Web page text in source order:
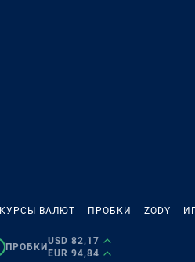
КУРСЫ ВАЛЮТ ПРОБКИ ZODY
ПРОБКИ
USD 82,17
EUR 94,84